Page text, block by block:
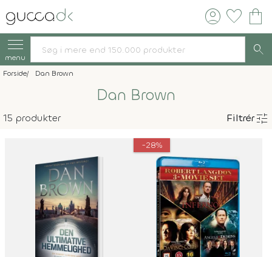
account_circle favorite shopping_bag
menu search
Forside Dan Brown
Dan Brown
15 produkter Filtrértune
-28%